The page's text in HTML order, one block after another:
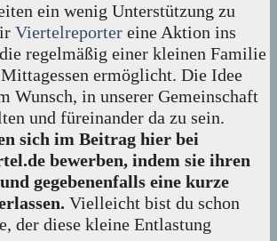
ein wenig Unterstützung zu
Viertelreporter eine Aktion ins
regelmäßig einer kleinen Familie
ermöglicht. Die Idee
Wunsch, in unserer Gemeinschaft
und füreinander da zu sein.
sich im Beitrag hier bei
bewerben, indem sie ihren
gegebenenfalls eine kurze
Vielleicht bist du schon
der diese kleine Entlastung